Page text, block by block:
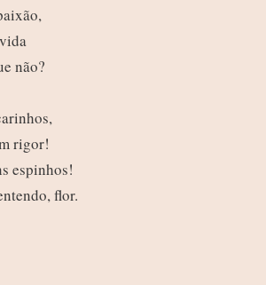
não?
rigor!
espinhos!
flor.